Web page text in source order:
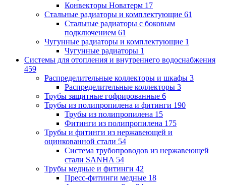
Конвекторы Новатерм 17
Стальные радиаторы и комплектующие 61
Стальные радиаторы с боковым
подключением 61
Чугунные радиаторы и комплектующие 1
Чугунные радиаторы 1
Системы для отопления и внутреннего водоснабжения
459
Распределительные коллекторы и шкафы 3
Распределительные коллекторы 3
Трубы защитные гофрированные 6
Трубы из полипропилена и фитинги 190
Трубы из полипропилена 15
Фитинги из полипропилена 175
Трубы и фитинги из нержавеющей и
оцинкованной стали 54
Система трубопроводов из нержавеющей
стали SANHA 54
Трубы медные и фитинги 42
Пресс-фитинги медные 18